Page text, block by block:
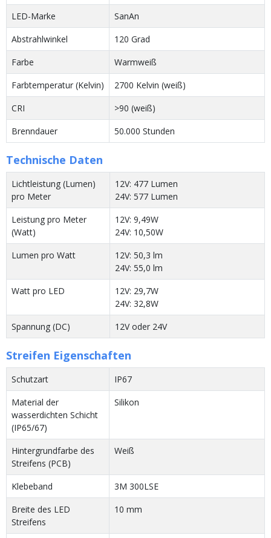
LED-Marke
SanAn
Abstrahlwinkel
120 Grad
Farbe
Warmweiß
Farbtemperatur (Kelvin)
2700 Kelvin (weiß)
CRI
>90 (weiß)
Brenndauer
50.000 Stunden
Technische Daten
Lichtleistung (Lumen)
pro Meter
12V: 477 Lumen
24V: 577 Lumen
Leistung pro Meter
(Watt)
12V: 9,49W
24V: 10,50W
Lumen pro Watt
12V: 50,3 lm
24V: 55,0 lm
Watt pro LED
12V: 29,7W
24V: 32,8W
Spannung (DC)
12V oder 24V
Streifen Eigenschaften
Schutzart
IP67
Material der
wasserdichten Schicht
(IP65/67)
Silikon
Hintergrundfarbe des
Streifens (PCB)
Weiß
Klebeband
3M 300LSE
Breite des LED
Streifens
10 mm